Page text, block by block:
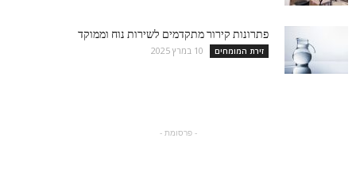
פתרונות קירור מתקדמים לשירות נוח וממוקד
זירת המומחים 10 במרץ 2025
- פרסומת -